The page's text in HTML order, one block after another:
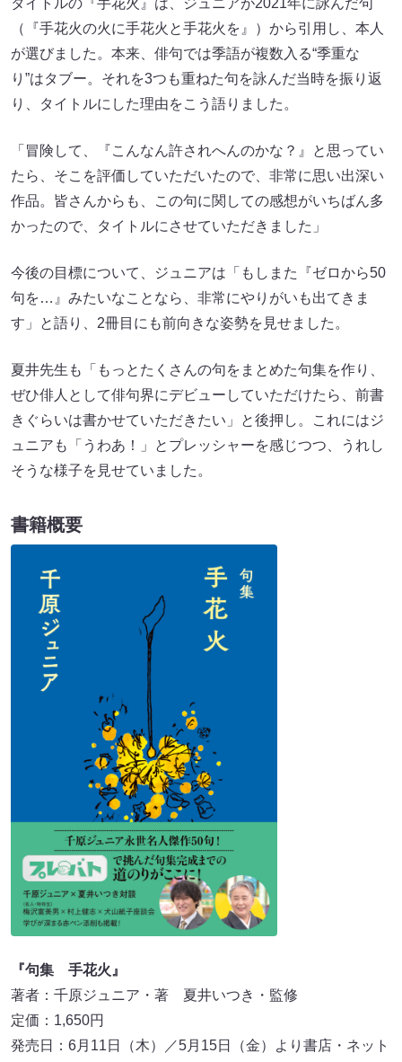
タイトルの『手花火』は、ジュニアが2021年に詠んだ句
（『手花火の火に手花火と手花火を』）から引用し、本人
が選びました。本来、俳句では季語が複数入る“季重な
り”はタブー。それを3つも重ねた句を詠んだ当時を振り返
り、タイトルにした理由をこう語りました。
「冒険して、『こんなん許されへんのかな？』と思ってい
たら、そこを評価していただいたので、非常に思い出深い
作品。皆さんからも、この句に関しての感想がいちばん多
かったので、タイトルにさせていただきました」
今後の目標について、ジュニアは「もしまた『ゼロから50
句を…』みたいなことなら、非常にやりがいも出てきま
す」と語り、2冊目にも前向きな姿勢を見せました。
夏井先生も「もっとたくさんの句をまとめた句集を作り、
ぜひ俳人として俳句界にデビューしていただけたら、前書
きぐらいは書かせていただきたい」と後押し。これにはジ
ュニアも「うわあ！」とプレッシャーを感じつつ、うれし
そうな様子を見せていました。
書籍概要
『句集 手花火』
著者：千原ジュニア・著 夏井いつき・監修
定価：1,650円
発売日：6月11日（木）／5月15日（金）より書店・ネット